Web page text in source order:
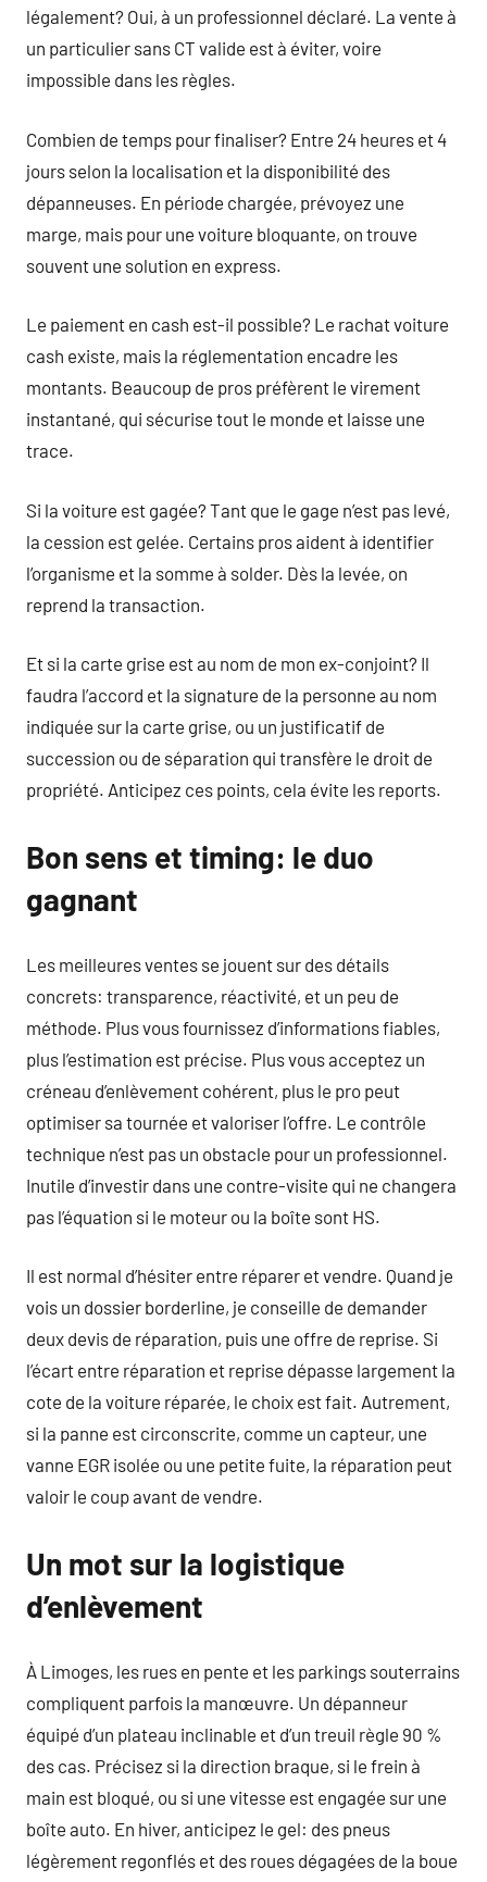
légalement? Oui, à un professionnel déclaré. La vente à
un particulier sans CT valide est à éviter, voire
impossible dans les règles.
Combien de temps pour finaliser? Entre 24 heures et 4
jours selon la localisation et la disponibilité des
dépanneuses. En période chargée, prévoyez une
marge, mais pour une voiture bloquante, on trouve
souvent une solution en express.
Le paiement en cash est-il possible? Le rachat voiture
cash existe, mais la réglementation encadre les
montants. Beaucoup de pros préfèrent le virement
instantané, qui sécurise tout le monde et laisse une
trace.
Si la voiture est gagée? Tant que le gage n’est pas levé,
la cession est gelée. Certains pros aident à identifier
l’organisme et la somme à solder. Dès la levée, on
reprend la transaction.
Et si la carte grise est au nom de mon ex-conjoint? Il
faudra l’accord et la signature de la personne au nom
indiquée sur la carte grise, ou un justificatif de
succession ou de séparation qui transfère le droit de
propriété. Anticipez ces points, cela évite les reports.
Bon sens et timing: le duo
gagnant
Les meilleures ventes se jouent sur des détails
concrets: transparence, réactivité, et un peu de
méthode. Plus vous fournissez d’informations fiables,
plus l’estimation est précise. Plus vous acceptez un
créneau d’enlèvement cohérent, plus le pro peut
optimiser sa tournée et valoriser l’offre. Le contrôle
technique n’est pas un obstacle pour un professionnel.
Inutile d’investir dans une contre-visite qui ne changera
pas l’équation si le moteur ou la boîte sont HS.
Il est normal d’hésiter entre réparer et vendre. Quand je
vois un dossier borderline, je conseille de demander
deux devis de réparation, puis une offre de reprise. Si
l’écart entre réparation et reprise dépasse largement la
cote de la voiture réparée, le choix est fait. Autrement,
si la panne est circonscrite, comme un capteur, une
vanne EGR isolée ou une petite fuite, la réparation peut
valoir le coup avant de vendre.
Un mot sur la logistique
d’enlèvement
À Limoges, les rues en pente et les parkings souterrains
compliquent parfois la manœuvre. Un dépanneur
équipé d’un plateau inclinable et d’un treuil règle 90 %
des cas. Précisez si la direction braque, si le frein à
main est bloqué, ou si une vitesse est engagée sur une
boîte auto. En hiver, anticipez le gel: des pneus
légèrement regonflés et des roues dégagées de la boue